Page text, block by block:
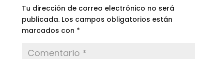
Tu dirección de correo electrónico no será
publicada. Los campos obligatorios están
marcados con *